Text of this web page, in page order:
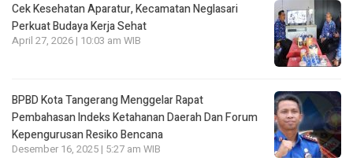
Cek Kesehatan Aparatur, Kecamatan Neglasari
Perkuat Budaya Kerja Sehat
April 27, 2026 | 10:03 am WIB
BPBD Kota Tangerang Menggelar Rapat
Pembahasan lndeks Ketahanan Daerah Dan Forum
Kepengurusan Resiko Bencana
Desember 16, 2025 | 5:27 am WIB